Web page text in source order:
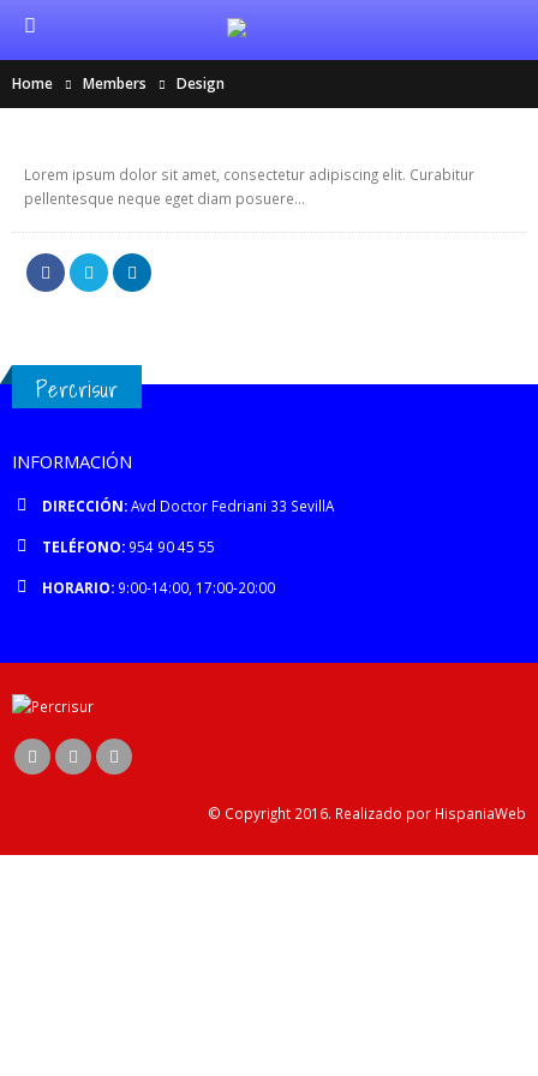
Home Members Design
MELINDA WOLOSKY
Lorem ipsum dolor sit amet, consectetur adipiscing elit. Curabitur
pellentesque neque eget diam posuere...
Percrisur
INFORMACIÓN
DIRECCIÓN:Avd Doctor Fedriani 33 SevillA
TELÉFONO: 954 90 45 55
HORARIO: 9:00-14:00, 17:00-20:00
© Copyright 2016. Realizado por HispaniaWeb